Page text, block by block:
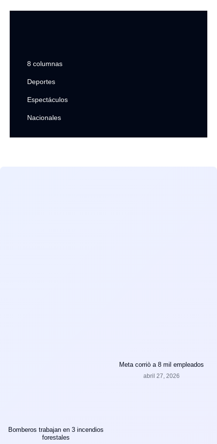
8 columnas
Deportes
Espectáculos
Nacionales
Bomberos trabajan en 3 incendios
forestales
Meta corriò a 8 mil empleados
abril 27, 2026